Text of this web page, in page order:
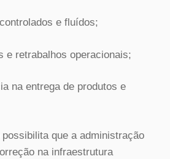
e fluídos;
e retrabalhos operacionais;
na entrega de produtos e
que a administração
na infraestrutura